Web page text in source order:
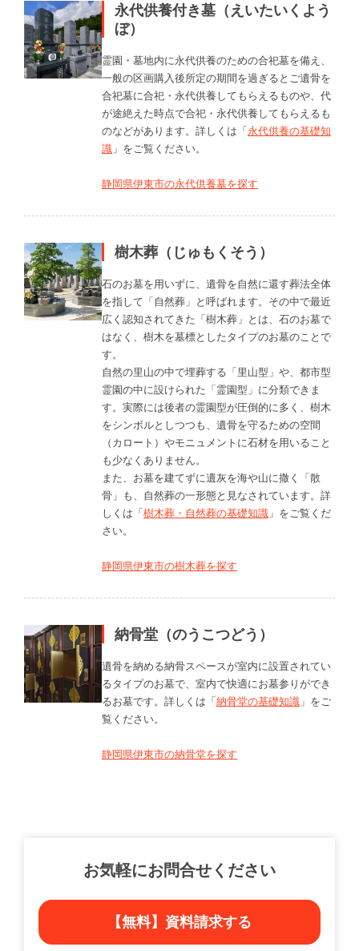
永代供養付き墓（えいたいくよう
ぼ）
霊園・墓地内に永代供養のための合祀墓を備え、
一般の区画購入後所定の期間を過ぎるとご遺骨を
合祀墓に合祀・永代供養してもらえるものや、代
が途絶えた時点で合祀・永代供養してもらえるも
のなどがあります。詳しくは「永代供養の基礎知
識 」をご覧ください。
静岡県伊東市の永代供養墓を探す
樹木葬（じゅもくそう）
石のお墓を用いずに、遺骨を自然に還す葬法全体
を指して「自然葬」と呼ばれます。その中で最近
広く認知されてきた「樹木葬」とは、石のお墓で
はなく、樹木を墓標としたタイプのお墓のことで
す。
自然の里山の中で埋葬する「里山型」や、都市型
霊園の中に設けられた「霊園型」に分類できま
す。実際には後者の霊園型が圧倒的に多く、樹木
をシンボルとしつつも、遺骨を守るための空間
（カロート）やモニュメントに石材を用いること
も少なくありません。
また、お墓を建てずに遺灰を海や山に撒く「散
骨」も、自然葬の一形態と見なされています。詳
しくは「樹木葬・自然葬の基礎知識 」をご覧くだ
さい。
静岡県伊東市の樹木葬を探す
納骨堂（のうこつどう）
遺骨を納める納骨スペースが室内に設置されてい
るタイプのお墓で、室内で快適にお墓参りができ
るお墓です。詳しくは「納骨堂の基礎知識 」をご
覧ください。
静岡県伊東市の納骨堂を探す
お気軽にお問合せください
【無料】資料請求する